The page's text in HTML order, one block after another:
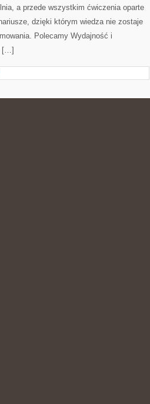
a przede wszystkim ćwiczenia oparte
dzięki którym wiedza nie zostaje
Polecamy Wydajność i
[…]